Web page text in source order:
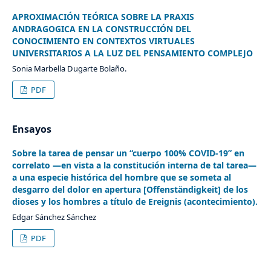
APROXIMACIÓN TEÓRICA SOBRE LA PRAXIS
ANDRAGOGICA EN LA CONSTRUCCIÓN DEL
CONOCIMIENTO EN CONTEXTOS VIRTUALES
UNIVERSITARIOS A LA LUZ DEL PENSAMIENTO COMPLEJO
Sonia Marbella Dugarte Bolaño.
PDF
Ensayos
Sobre la tarea de pensar un “cuerpo 100% COVID-19” en
correlato —en vista a la constitución interna de tal tarea—
a una especie histórica del hombre que se someta al
desgarro del dolor en apertura [Offenständigkeit] de los
dioses y los hombres a título de Ereignis (acontecimiento).
Edgar Sánchez Sánchez
PDF